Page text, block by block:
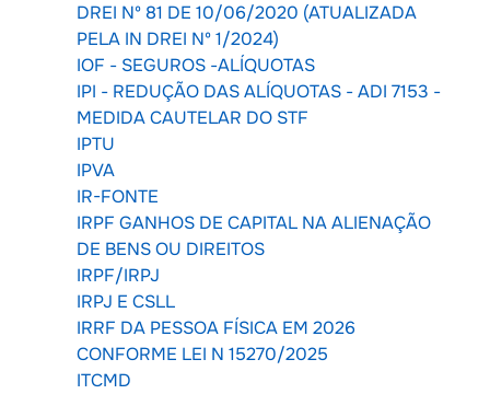
DREI Nº 81 DE 10/06/2020 (ATUALIZADA
PELA IN DREI Nº 1/2024)
IOF - SEGUROS -ALÍQUOTAS
IPI - REDUÇÃO DAS ALÍQUOTAS - ADI 7153 -
MEDIDA CAUTELAR DO STF
IPTU
IPVA
IR-FONTE
IRPF GANHOS DE CAPITAL NA ALIENAÇÃO
DE BENS OU DIREITOS
IRPF/IRPJ
IRPJ E CSLL
IRRF DA PESSOA FÍSICA EM 2026
CONFORME LEI N 15270/2025
ITCMD